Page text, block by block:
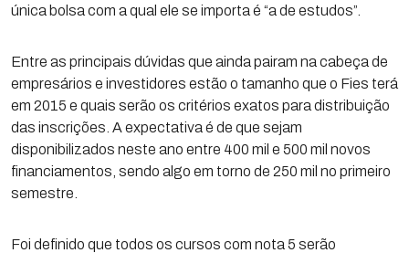
única bolsa com a qual ele se importa é “a de estudos”.
Entre as principais dúvidas que ainda pairam na cabeça de
empresários e investidores estão o tamanho que o Fies terá
em 2015 e quais serão os critérios exatos para distribuição
das inscrições. A expectativa é de que sejam
disponibilizados neste ano entre 400 mil e 500 mil novos
financiamentos, sendo algo em torno de 250 mil no primeiro
semestre.
Foi definido que todos os cursos com nota 5 serão